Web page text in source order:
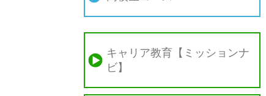
キャリア教育【ミッションナ
ビ】